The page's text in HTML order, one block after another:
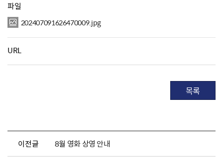
파일
202407091626470009.jpg
URL
목록
이전글 8월 영화 상영 안내